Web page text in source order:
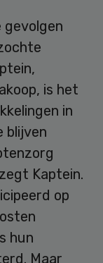
is het
in
blijven
Kaptein.
op
hun
Maar